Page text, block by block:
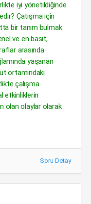
iyi yönetildiğinde
Çatışma için
bir tanım bulmak
ve en basit,
arasında
yaşanan
ortamındaki
çalışma
etkinliklerin
olan olaylar olarak
Soru Detay